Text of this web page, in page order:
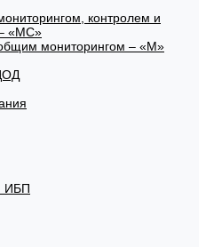
контролем и
«МС»
общим мониторингом – «М»
ИБП